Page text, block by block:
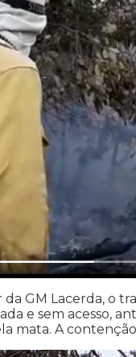
GM Lacerda, o
e sem acesso,
mata. A